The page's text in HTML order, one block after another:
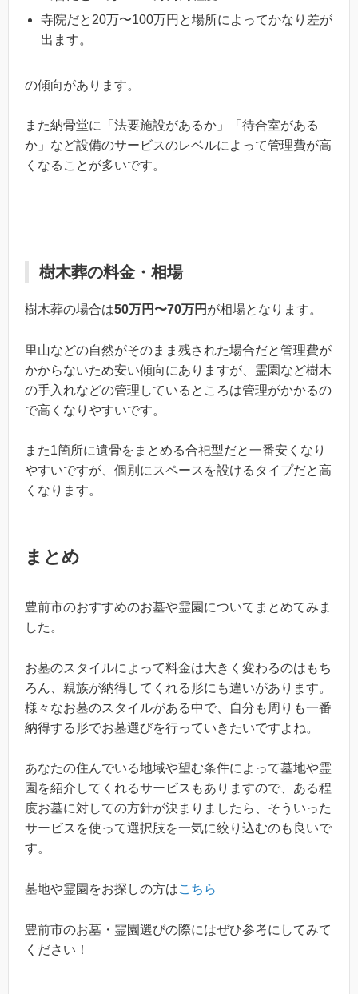
寺院だと20万〜100万円と場所によってかなり差が
出ます。
の傾向があります。
また納骨堂に「法要施設があるか」「待合室がある
か」など設備のサービスのレベルによって管理費が高
くなることが多いです。
樹木葬の料金・相場
樹木葬の場合は50万円〜70万円 が相場となります。
里山などの自然がそのまま残された場合だと管理費が
かからないため安い傾向にありますが、霊園など樹木
の手入れなどの管理しているところは管理がかかるの
で高くなりやすいです。
また1箇所に遺骨をまとめる合祀型だと一番安くなり
やすいですが、個別にスペースを設けるタイプだと高
くなります。
まとめ
豊前市のおすすめのお墓や霊園についてまとめてみま
した。
お墓のスタイルによって料金は大きく変わるのはもち
ろん、親族が納得してくれる形にも違いがあります。
様々なお墓のスタイルがある中で、自分も周りも一番
納得する形でお墓選びを行っていきたいですよね。
あなたの住んでいる地域や望む条件によって墓地や霊
園を紹介してくれるサービスもありますので、ある程
度お墓に対しての方針が決まりましたら、そういった
サービスを使って選択肢を一気に絞り込むのも良いで
す。
墓地や霊園をお探しの方はこちら
豊前市のお墓・霊園選びの際にはぜひ参考にしてみて
ください！